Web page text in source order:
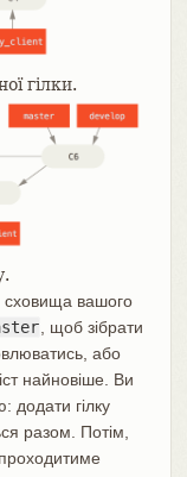
гілки.
сховища вашого
, щоб зібрати
або
найновіше. Ви
додати гілку
разом. Потім,
проходитиме